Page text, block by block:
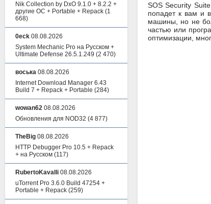
SOS Security
попадет к вам и
машины, но не
частью или
оптимизации,
Nik Collection by DxO 9.1.0 + 8.2.2 +
другие ОС + Portable + Repack (1
668)
0eck 08.08.2026
System Mechanic Pro на Русском +
Ultimate Defense 26.5.1.249 (2 470)
воська 08.08.2026
Internet Download Manager 6.43
Build 7 + Repack + Portable (284)
wowan62 08.08.2026
Обновления для NOD32 (4 877)
TheBig 08.08.2026
HTTP Debugger Pro 10.5 + Repack
+ на Русском (117)
RubertoKavalli 08.08.2026
uTorrent Pro 3.6.0 Build 47254 +
Portable + Repack (259)